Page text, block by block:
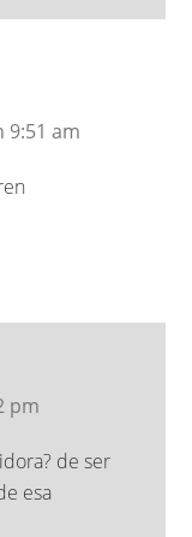
9:51 am
pm
de ser
esa